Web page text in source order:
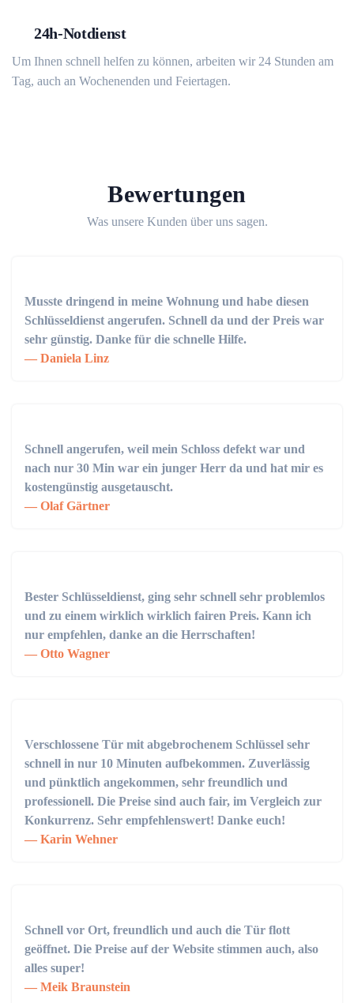
24h-Notdienst
Um Ihnen schnell helfen zu können, arbeiten wir 24 Stunden am
Tag, auch an Wochenenden und Feiertagen.
Bewertungen
Was unsere Kunden über uns sagen.
Musste dringend in meine Wohnung und habe diesen
Schlüsseldienst angerufen. Schnell da und der Preis war
sehr günstig. Danke für die schnelle Hilfe.
Daniela Linz
Schnell angerufen, weil mein Schloss defekt war und
nach nur 30 Min war ein junger Herr da und hat mir es
kostengünstig ausgetauscht.
Olaf Gärtner
Bester Schlüsseldienst, ging sehr schnell sehr problemlos
und zu einem wirklich wirklich fairen Preis. Kann ich
nur empfehlen, danke an die Herrschaften!
Otto Wagner
Verschlossene Tür mit abgebrochenem Schlüssel sehr
schnell in nur 10 Minuten aufbekommen. Zuverlässig
und pünktlich angekommen, sehr freundlich und
professionell. Die Preise sind auch fair, im Vergleich zur
Konkurrenz. Sehr empfehlenswert! Danke euch!
Karin Wehner
Schnell vor Ort, freundlich und auch die Tür flott
geöffnet. Die Preise auf der Website stimmen auch, also
alles super!
Meik Braunstein